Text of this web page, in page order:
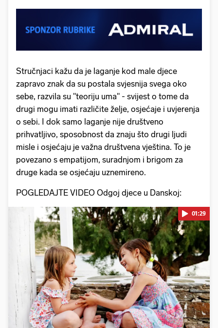
Stručnjaci kažu da je laganje kod male djece
zapravo znak da su postala svjesnija svega oko
sebe, razvila su "teoriju uma" - svijest o tome da
drugi mogu imati različite želje, osjećaje i uvjerenja
o sebi. I dok samo laganje nije društveno
prihvatljivo, sposobnost da znaju što drugi ljudi
misle i osjećaju je važna društvena vještina. To je
povezano s empatijom, suradnjom i brigom za
druge kada se osjećaju uznemireno.
POGLEDAJTE VIDEO Odgoj djece u Danskoj:
Pokretanje videa...
01:29